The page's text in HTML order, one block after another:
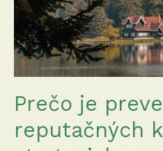
Prečo je
reputačných